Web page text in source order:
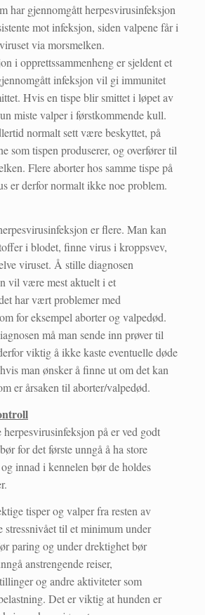
har gjennomgått herpesvirusinfeksjon
mot infeksjon, siden valpene får i
via morsmelken.
i opprettssammenheng er sjeldent et
infeksjon vil gi immunitet
Hvis en tispe blir smittet i løpet av
miste valper i førstkommende kull.
normalt sett være beskyttet, på
som tispen produserer, og overfører til
Flere aborter hos samme tispe på
er derfor normalt ikke noe problem.
er flere. Man kan
i blodet, finne virus i kroppsvev,
viruset. Å stille diagnosen
vil være mest aktuelt i et
har vært problemer med
for eksempel aborter og valpedød.
må man sende inn prøver til
viktig å ikke kaste eventuelle døde
man ønsker å finne ut om det kan
er årsaken til aborter/valpedød.
på er ved godt
for det første unngå å ha store
innad i kennelen bør de holdes
tisper og valper fra resten av
stressnivået til et minimum under
paring og under drektighet bør
anstrengende reiser,
og andre aktiviteter som
Det er viktig at hunden er